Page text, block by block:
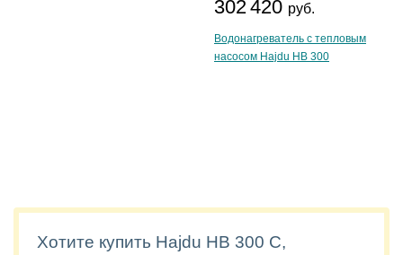
302 420 руб.
Водонагреватель с тепловым
насосом Hajdu HB 300
Хотите купить Hajdu HB 300 C,